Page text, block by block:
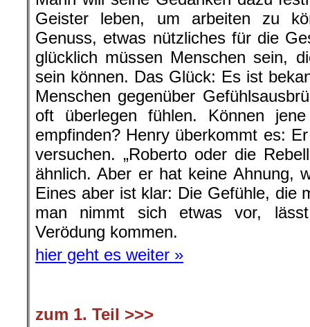
Geister leben, um arbeiten zu
Genuss, etwas nützliches für die
glücklich müssen Menschen sein,
sein können. Das Glück: Es ist
Menschen gegenüber
oft überlegen fühlen. Können
empfinden? Henry überkommt es:
versuchen. „Roberto oder die
ähnlich. Aber er hat keine Ahnung,
Eines aber ist klar: Die Gefühle, die
man nimmt sich etwas vor,
Verödung kommen.
hier geht es weiter »
zum 1. Teil >>>